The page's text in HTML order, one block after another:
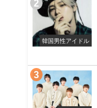
韓国男性アイドル